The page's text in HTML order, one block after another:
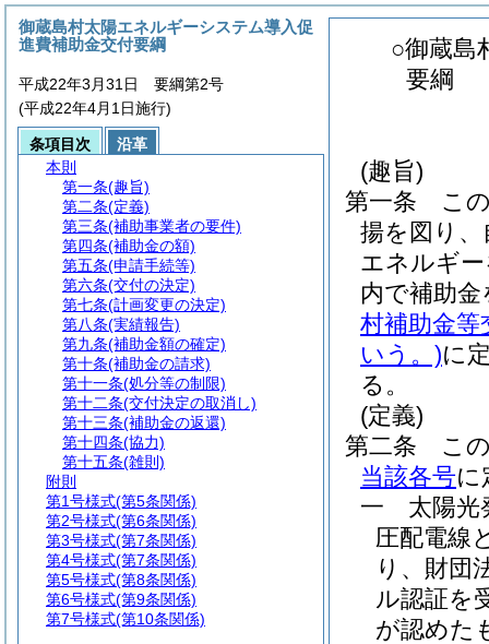
○御蔵島
要綱
(趣旨)
第一条
こ
揚を図り
エネルギ
内で補助
村補助金等
いう。)に
る。
(定義)
第二条
こ
当該各号に
一
太陽
圧配電線
り、財団
ル認証を
が認めた
御蔵島村太陽エネルギーシステム導入促
進費補助金交付要綱
平成22年3月31日 要綱第2号
(平成22年4月1日施行)
条項目次
沿革
本則
第一条(趣旨)
第二条(定義)
第三条(補助事業者の要件)
第四条(補助金の額)
第五条(申請手続等)
第六条(交付の決定)
第七条(計画変更の決定)
第八条(実績報告)
第九条(補助金額の確定)
第十条(補助金の請求)
第十一条(処分等の制限)
第十二条(交付決定の取消し)
第十三条(補助金の返還)
第十四条(協力)
第十五条(雑則)
附則
第1号様式(第5条関係)
第2号様式(第6条関係)
第3号様式(第7条関係)
第4号様式(第7条関係)
第5号様式(第8条関係)
第6号様式(第9条関係)
第7号様式(第10条関係)